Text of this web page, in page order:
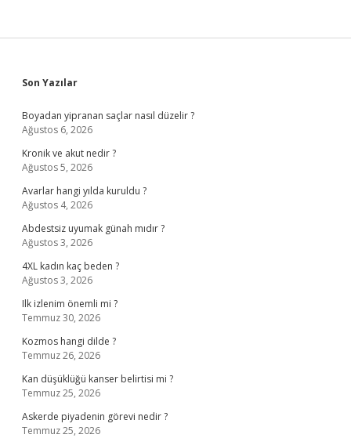
Sidebar
Son Yazılar
Boyadan yipranan saçlar nasıl düzelir ?
Ağustos 6, 2026
Kronik ve akut nedir ?
Ağustos 5, 2026
Avarlar hangi yılda kuruldu ?
Ağustos 4, 2026
Abdestsiz uyumak günah mıdır ?
Ağustos 3, 2026
4XL kadın kaç beden ?
Ağustos 3, 2026
Ilk izlenim önemli mi ?
Temmuz 30, 2026
Kozmos hangi dilde ?
Temmuz 26, 2026
Kan düşüklüğü kanser belirtisi mi ?
Temmuz 25, 2026
Askerde piyadenin görevi nedir ?
Temmuz 25, 2026